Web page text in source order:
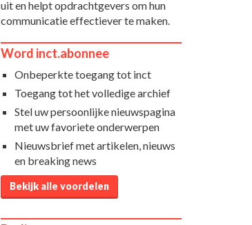
uit en helpt opdrachtgevers om hun
communicatie effectiever te maken.
Word inct.abonnee
Onbeperkte toegang tot inct
Toegang tot het volledige archief
Stel uw persoonlijke nieuwspagina
met uw favoriete onderwerpen
Nieuwsbrief met artikelen, nieuws
en breaking news
Bekijk alle voordelen